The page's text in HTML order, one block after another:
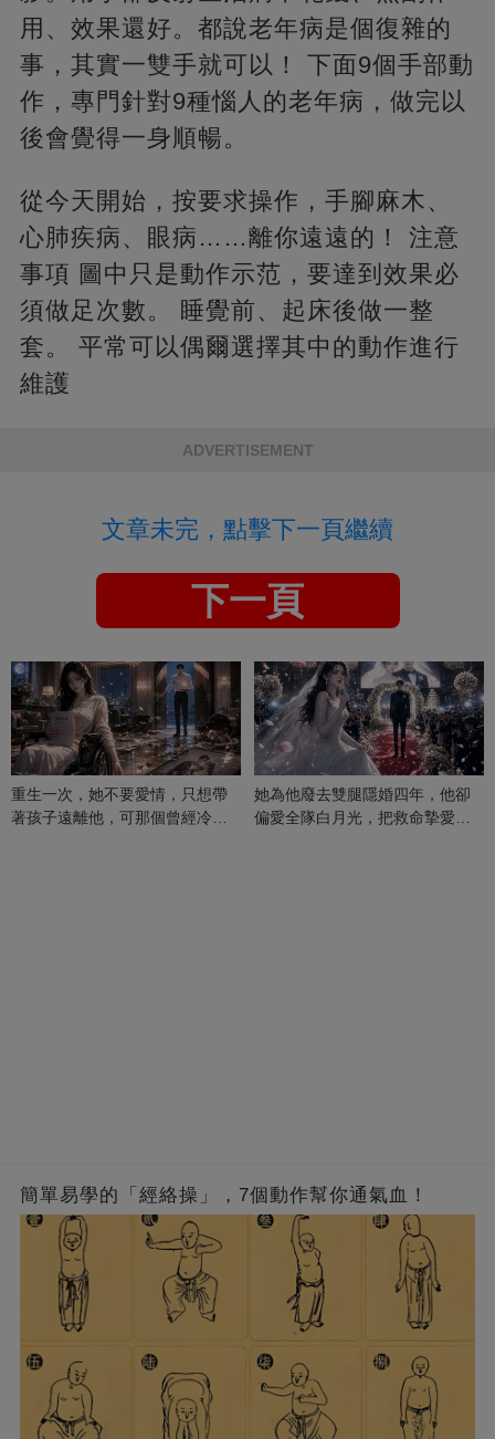
用、效果還好。都說老年病是個復雜的
事，其實一雙手就可以！ 下面9個手部動
作，專門針對9種惱人的老年病，做完以
後會覺得一身順暢。
從今天開始，按要求操作，手腳麻木、
心肺疾病、眼病……離你遠遠的！ 注意
事項 圖中只是動作示范，要達到效果必
須做足次數。 睡覺前、起床後做一整
套。 平常可以偶爾選擇其中的動作進行
維護
ADVERTISEMENT
文章未完，點擊下一頁繼續
下一頁
重生一次，她不要愛情，只想帶
著孩子遠離他，可那個曾經冷漠
她為他廢去雙腿隱婚四年，他卻
偏愛全隊白月光，把救命摯愛當
簡單易學的「經絡操」，7個動作幫你通氣血！